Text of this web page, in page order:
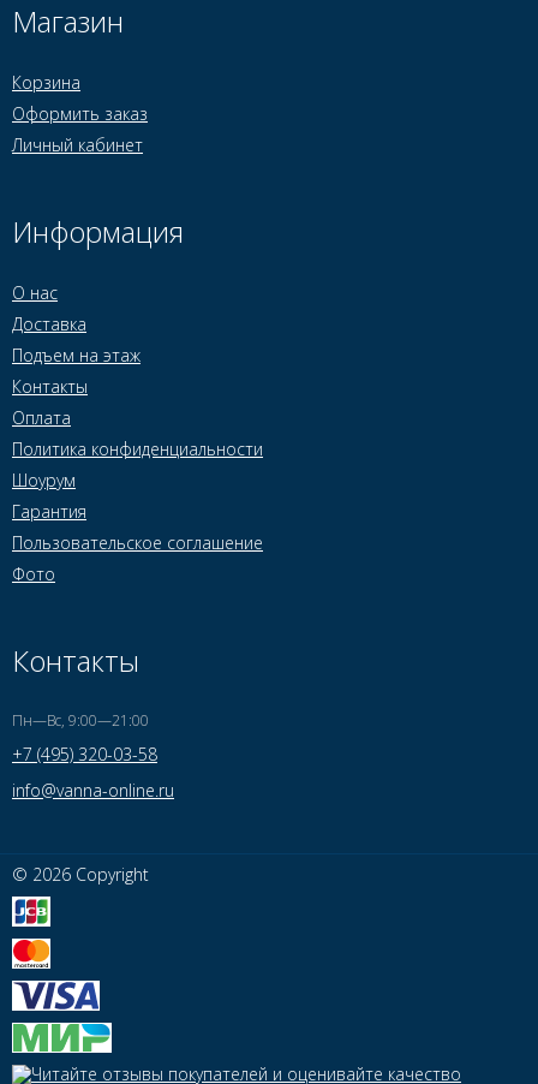
Магазин
Корзина
Оформить заказ
Личный кабинет
Информация
О нас
Доставка
Подъем на этаж
Контакты
Оплата
Политика конфиденциальности
Шоурум
Гарантия
Пользовательское соглашение
Фото
Контакты
Пн—Вс, 9:00—21:00
+7 (495) 320-03-58
info@vanna-online.ru
© 2026 Copyright